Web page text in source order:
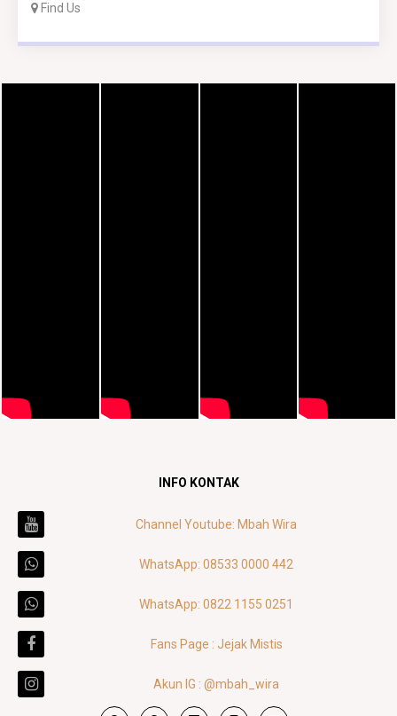
Find Us
INFO KONTAK
Channel Youtube: Mbah Wira
WhatsApp: 08533 0000 442
WhatsApp: 0822 1155 0251
Fans Page : Jejak Mistis
Akun IG : @mbah_wira